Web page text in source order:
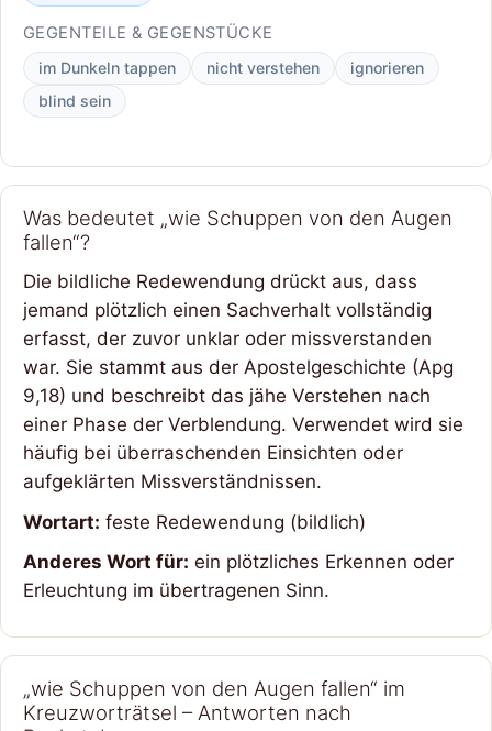
GEGENTEILE & GEGENSTÜCKE
im Dunkeln tappen nicht verstehen
ignorieren
blind sein
Was bedeutet „wie Schuppen von den Augen
fallen“?
Die bildliche Redewendung drückt aus, dass
jemand plötzlich einen Sachverhalt vollständig
erfasst, der zuvor unklar oder missverstanden
war. Sie stammt aus der Apostelgeschichte (Apg
9,18) und beschreibt das jähe Verstehen nach
einer Phase der Verblendung. Verwendet wird sie
häufig bei überraschenden Einsichten oder
aufgeklärten Missverständnissen.
Wortart: feste Redewendung (bildlich)
Anderes Wort für: ein plötzliches Erkennen oder
Erleuchtung im übertragenen Sinn.
„wie Schuppen von den Augen fallen“ im
Kreuzworträtsel – Antworten nach